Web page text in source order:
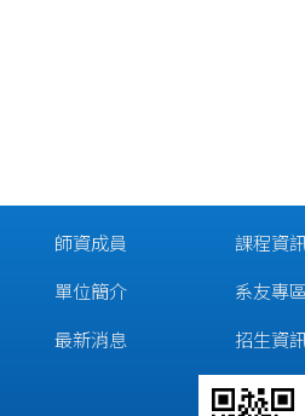
師資成員
單位簡介
最新消息
課程資
系友專區
招生資